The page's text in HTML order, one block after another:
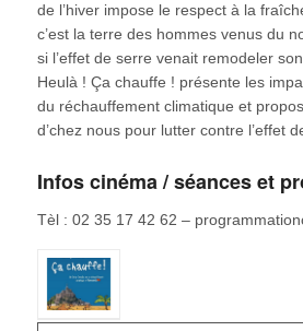
de l’hiver impose le respect à la
c’est la terre des hommes venus du
si l’effet de serre venait remodeler
Heulà ! Ça chauffe ! présente les
du réchauffement climatique et
d’chez nous pour lutter contre l’effet
Infos cinéma / séances et
Tèl : 02 35 17 42 62 –